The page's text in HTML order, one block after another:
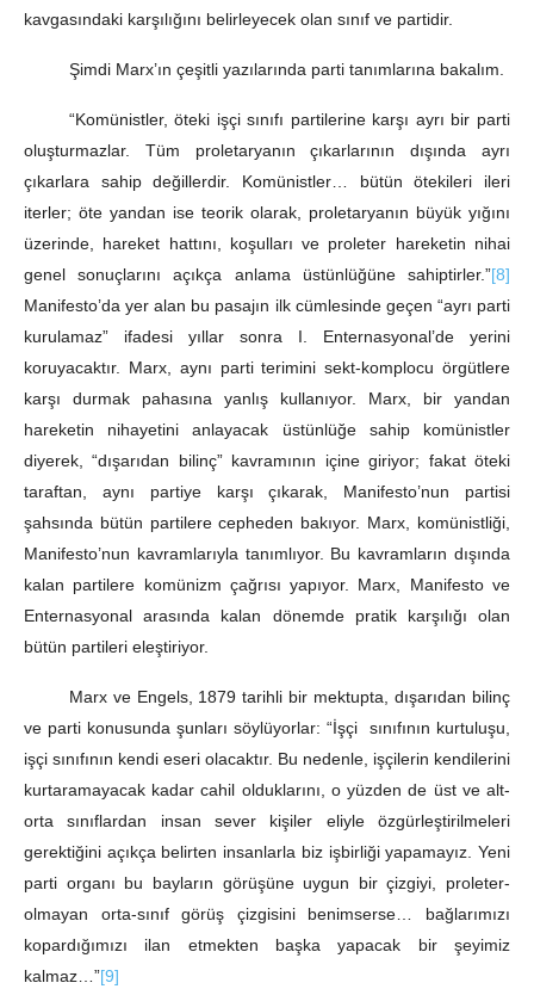
kavgasındaki karşılığını belirleyecek olan sınıf ve partidir.
Şimdi Marx’ın çeşitli yazılarında parti tanımlarına bakalım.
“Komünistler, öteki işçi sınıfı partilerine karşı ayrı bir parti
oluşturmazlar. Tüm proletaryanın çıkarlarının dışında ayrı
çıkarlara sahip değillerdir. Komünistler… bütün ötekileri ileri
iterler; öte yandan ise teorik olarak, proletaryanın büyük yığını
üzerinde, hareket hattını, koşulları ve proleter hareketin nihai
genel sonuçlarını açıkça anlama üstünlüğüne sahiptirler.”[8]
Manifesto’da yer alan bu pasajın ilk cümlesinde geçen “ayrı parti
kurulamaz” ifadesi yıllar sonra I. Enternasyonal’de yerini
koruyacaktır. Marx, aynı parti terimini sekt-komplocu örgütlere
karşı durmak pahasına yanlış kullanıyor. Marx, bir yandan
hareketin nihayetini anlayacak üstünlüğe sahip komünistler
diyerek, “dışarıdan bilinç” kavramının içine giriyor; fakat öteki
taraftan, aynı partiye karşı çıkarak, Manifesto’nun partisi
şahsında bütün partilere cepheden bakıyor. Marx, komünistliği,
Manifesto’nun kavramlarıyla tanımlıyor. Bu kavramların dışında
kalan partilere komünizm çağrısı yapıyor. Marx, Manifesto ve
Enternasyonal arasında kalan dönemde pratik karşılığı olan
bütün partileri eleştiriyor.
Marx ve Engels, 1879 tarihli bir mektupta, dışarıdan bilinç
ve parti konusunda şunları söylüyorlar: “İşçi sınıfının kurtuluşu,
işçi sınıfının kendi eseri olacaktır. Bu nedenle, işçilerin kendilerini
kurtaramayacak kadar cahil olduklarını, o yüzden de üst ve alt-
orta sınıflardan insan sever kişiler eliyle özgürleştirilmeleri
gerektiğini açıkça belirten insanlarla biz işbirliği yapamayız. Yeni
parti organı bu bayların görüşüne uygun bir çizgiyi, proleter-
olmayan orta-sınıf görüş çizgisini benimserse… bağlarımızı
kopardığımızı ilan etmekten başka yapacak bir şeyimiz
kalmaz…”[9]